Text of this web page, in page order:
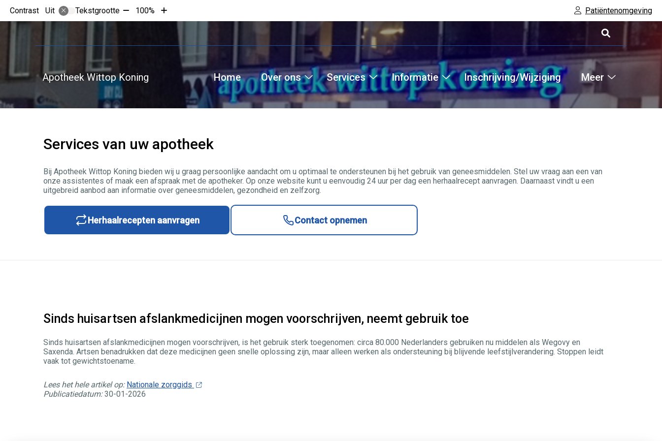
Contrast Uit Tekstgrootte Tekst
verkleinen
100%
Tekst
vergroten
Patiëntenomgeving
Home Over ons
Over
ons
Services
Services
submenu
Informatie
Informatie
submenu
Inschrijving/Wijziging Meer
Apotheek Wittop Koning
Services van uw apotheek
Bij Apotheek Wittop Koning bieden wij u graag persoonlijke aandacht om u optimaal te ondersteunen bij het gebruik van geneesmiddelen. Stel uw vraag aan een van
onze assistentes of maak een afspraak met de apotheker. Op onze website kunt u eenvoudig 24 uur per dag een herhaalrecept aanvragen. Daarnaast vindt u een
uitgebreid aanbod aan informatie over geneesmiddelen, gezondheid en zelfzorg.
Herhaalrecepten aanvragen Contact opnemen
Sinds huisartsen afslankmedicijnen mogen voorschrijven, neemt gebruik toe
Sinds huisartsen afslankmedicijnen mogen voorschrijven, is het gebruik sterk toegenomen: circa 80.000 Nederlanders gebruiken nu middelen als Wegovy en
Saxenda. Artsen benadrukken dat deze medicijnen geen snelle oplossing zijn, maar alleen werken als ondersteuning bij blijvende leefstijlverandering. Stoppen leidt
vaak tot gewichtstoename.
Lees het hele artikel op: Nationale zorggids
Publicatiedatum:30-01-2026